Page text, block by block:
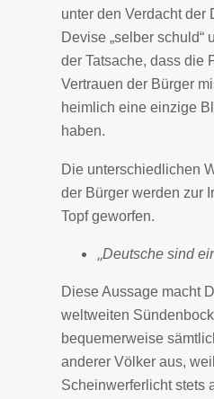
unter den Verdacht der
Devise „selber schuld“
der Tatsache, dass die
Vertrauen der Bürger
heimlich eine einzige
haben.
Die unterschiedlichen
der Bürger werden zur
Topf geworfen.
„Deutsche sind
Diese Aussage macht
weltweiten
bequemerweise
anderer Völker aus,
Scheinwerferlicht stets